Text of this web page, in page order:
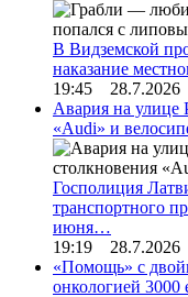
В Видземской
наказание
19:45 28.7.2026
Авария на улице
«Audi» и
Госполиция
транспортного
июня…
19:19 28.7.2026
«Помощь» с
онкологией 3000